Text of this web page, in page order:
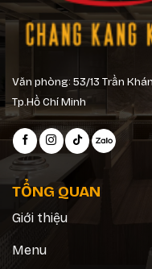
Văn phòng: 53/13 Trần
Tp.Hồ Chí Minh
TỔNG QUAN
Giới thiệu
Menu